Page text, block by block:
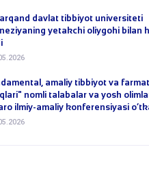
davlat tibbiyot universiteti
yetakchi oliygohi bilan
amaliy tibbiyot va
nomli talabalar va yosh
ilmiy-amaliy konferensiyasi